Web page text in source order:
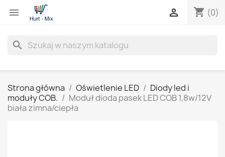
 shopping_cart (0)

search
Strona główna Oświetlenie LED
Diody led i
moduły COB.
Moduł dioda pasek LED COB 1,8w/12V
biała zimna/ciepła